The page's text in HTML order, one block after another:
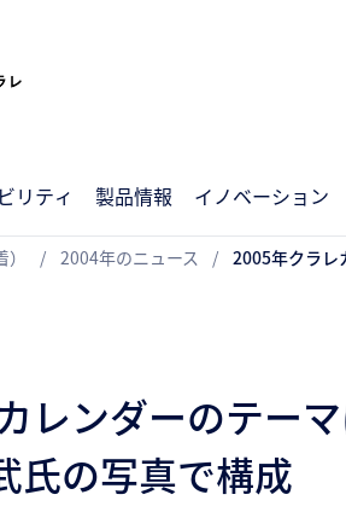
リティ 製品情報 イノベーション
2004年のニュース 2005年クラレ
レンダーのテー
氏の写真で構成